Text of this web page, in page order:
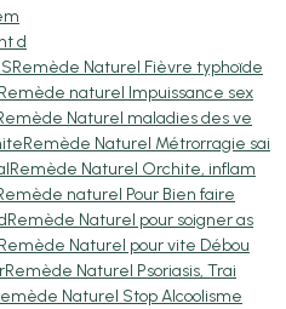
d
Remède Naturel Fièvre typhoïde
Remède naturel Impuissance sex
Naturel maladies des ve
Remède Naturel Métrorragie sai
Remède Naturel Orchite, inflam
naturel Pour Bien faire
Remède Naturel pour soigner as
Remède Naturel pour vite Débou
Remède Naturel Psoriasis, Trai
Naturel Stop Alcoolisme